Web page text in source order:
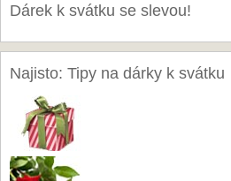
Dárek k svátku se slevou!
Najisto: Tipy na dárky k svátku